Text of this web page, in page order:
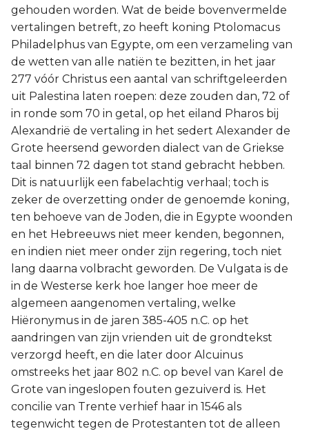
gehouden worden. Wat de beide bovenvermelde
vertalingen betreft, zo heeft koning Ptolomacus
Philadelphus van Egypte, om een verzameling van
de wetten van alle natiën te bezitten, in het jaar
277 vóór Christus een aantal van schriftgeleerden
uit Palestina laten roepen: deze zouden dan, 72 of
in ronde som 70 in getal, op het eiland Pharos bij
Alexandrië de vertaling in het sedert Alexander de
Grote heersend geworden dialect van de Griekse
taal binnen 72 dagen tot stand gebracht hebben.
Dit is natuurlijk een fabelachtig verhaal; toch is
zeker de overzetting onder de genoemde koning,
ten behoeve van de Joden, die in Egypte woonden
en het Hebreeuws niet meer kenden, begonnen,
en indien niet meer onder zijn regering, toch niet
lang daarna volbracht geworden. De Vulgata is de
in de Westerse kerk hoe langer hoe meer de
algemeen aangenomen vertaling, welke
Hiëronymus in de jaren 385-405 n.C. op het
aandringen van zijn vrienden uit de grondtekst
verzorgd heeft, en die later door Alcuinus
omstreeks het jaar 802 n.C. op bevel van Karel de
Grote van ingeslopen fouten gezuiverd is. Het
concilie van Trente verhief haar in 1546 als
tegenwicht tegen de Protestanten tot de alleen